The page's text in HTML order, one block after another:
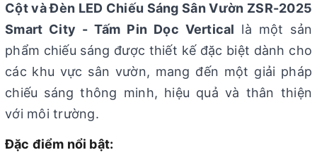
Cột và Đèn LED Chiếu Sáng Sân Vườn ZSR-2025
Smart City - Tấm Pin Dọc Vertical là một sản
phẩm chiếu sáng được thiết kế đặc biệt dành cho
các khu vực sân vườn, mang đến một giải pháp
chiếu sáng thông minh, hiệu quả và thân thiện
với môi trường.
Đặc điểm nổi bật: